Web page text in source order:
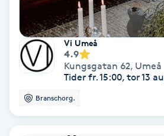
Klippning & Slingor
Klippning ungdom
Vi Umeå
4.9
Kungsgatan 62, Umeå
Tider fr. 15:00, tor 13
Branschorg.